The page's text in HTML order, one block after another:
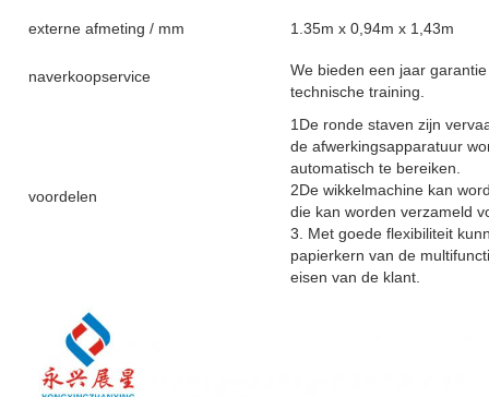
externe afmeting / mm 1.35m x 0,94m x 1,43m
naverkoopservice
We bieden een jaar
technische training.
voordelen
1De ronde staven zijn
de afwerkingsapparatuur
automatisch te bereiken.
2De wikkelmachine kan
die kan worden verzameld
3. Met goede flexibiliteit
papierkern van de
eisen van de klant.